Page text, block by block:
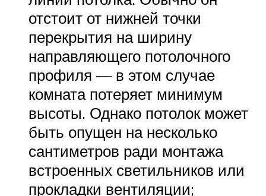
отстоит от нижней точки
перекрытия на ширину
направляющего потолочного
профиля — в этом случае
комната потеряет минимум
высоты. Однако потолок может
быть опущен на несколько
сантиметров ради монтажа
встроенных светильников или
прокладки вентиляции;